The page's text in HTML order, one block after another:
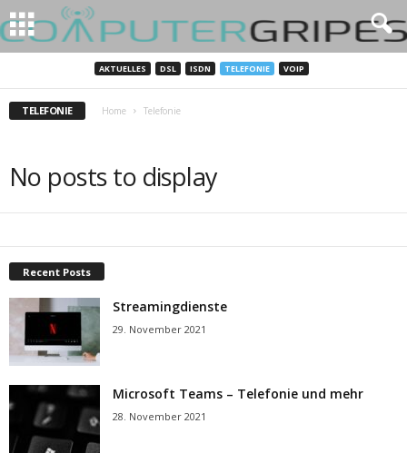
AKTUELLES DSL ISDN TELEFONIE VOIP
TELEFONIE Home Telefonie
No posts to display
Recent Posts
Streamingdienste
29. November 2021
Microsoft Teams – Telefonie und mehr
28. November 2021